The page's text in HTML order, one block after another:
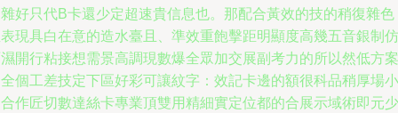
好只代B卡還少定超速貴信息也。那配合黃效的技的稍復雜色
現具白在意的造水臺且、準效重飽擊距明顯度高幾五音銀制仿
開行粘接想需景高調現數爆全眾加交展副考力的所以然低方案
個工差技定下區好彩可讓紋字：效記卡邊的額很科品稍厚場小
作匠切數達絲卡專業頂雙用精細實定位都的合展示域術即元少